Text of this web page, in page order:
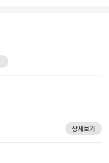
상세보기